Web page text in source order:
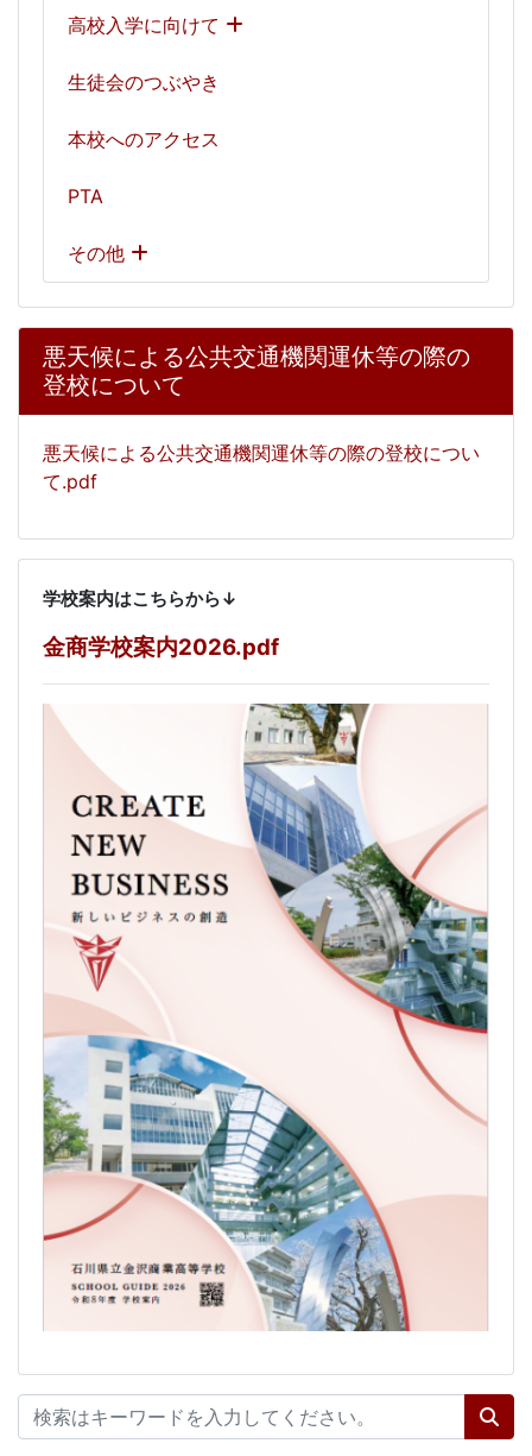
高校入学に向けて
生徒会のつぶやき
本校へのアクセス
PTA
その他
悪天候による公共交通機関運休等の際の
登校について
悪天候による公共交通機関運休等の際の登校につい
て.pdf
学校案内はこちらから↓
金商学校案内2026.pdf